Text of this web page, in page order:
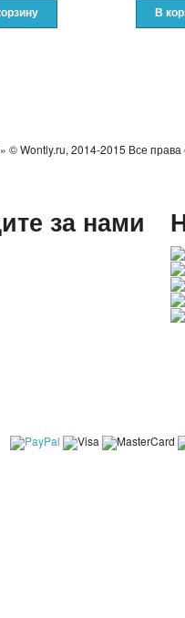
Wontly.ru, 2014-2015 Все права
за нами